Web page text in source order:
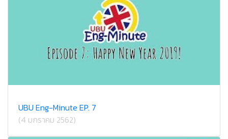
UBU Eng-Minute EP. 7
(4 มกราคม 2562)